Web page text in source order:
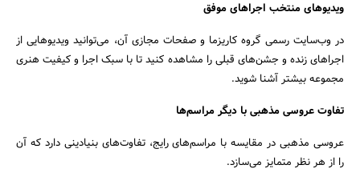
ویدیوهای منتخب اجراهای موفق
در وب‌سایت رسمی گروه کاریزما و صفحات مجازی آن، می‌توانید ویدیوهایی از
اجراهای زنده و جشن‌های قبلی را مشاهده کنید تا با سبک اجرا و کیفیت هنری
مجموعه بیشتر آشنا شوید.
تفاوت عروسی مذهبی با دیگر مراسم‌ها
عروسی مذهبی در مقایسه با مراسم‌های رایج، تفاوت‌های بنیادینی دارد که آن
را از هر نظر متمایز می‌سازد.